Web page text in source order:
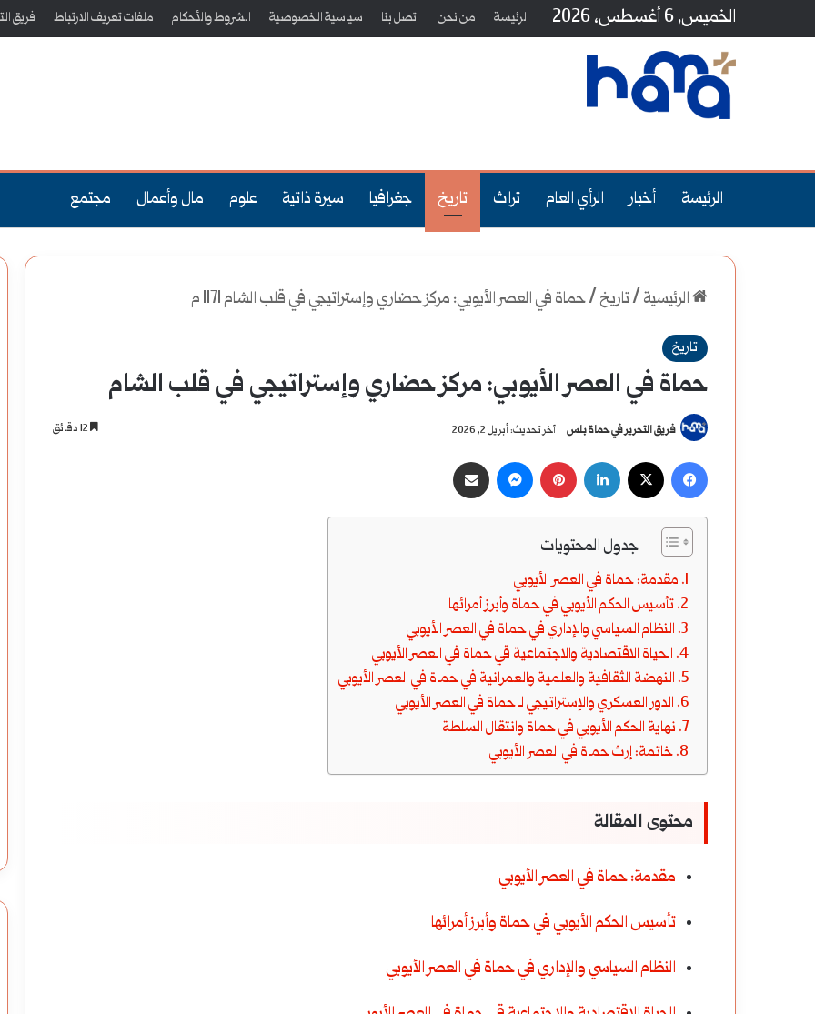
الخميس, 6 أغسطس، 2026 الرئيسة من نحن اتصل بنا سياسية الخصوصية الشروط والأحكام ملفات تعريف الارتباط فريق
الرئيسة أخبار الرأي العام تراث تاريخ جغرافيا سيرة ذاتية علوم مال وأعمال مجتمع
الرئيسية /تاريخ /حماة في العصر الأيوبي: مركز حضاري وإستراتيجي في قلب الشام 1171 م
تاريخ
حماة في العصر الأيوبي: مركز حضاري وإستراتيجي في قلب الشام
فريق التحرير في حماة بلس آخر تحديث: أبريل 2, 2026
فيسبوك لينكدإن بينتيريستماسنجر
جدول المحتويات
مقدمة: حماة في العصر الأيوبي
تأسيس الحكم الأيوبي في حماة وأبرز أمرائها
النظام السياسي والإداري في حماة في العصر الأيوبي
الحياة الاقتصادية والاجتماعية قي حماة في العصر الأيوبي
النهضة الثقافية والعلمية والعمرانية في حماة في العصر الأيوبي
الدور العسكري والإستراتيجي لـ حماة في العصر الأيوبي
نهاية الحكم الأيوبي في حماة وانتقال السلطة
خاتمة: إرث حماة في العصر الأيوبي
محتوى المقالة
مقدمة: حماة في العصر الأيوبي
تأسيس الحكم الأيوبي في حماة وأبرز أمرائها
النظام السياسي والإداري في حماة في العصر الأيوبي